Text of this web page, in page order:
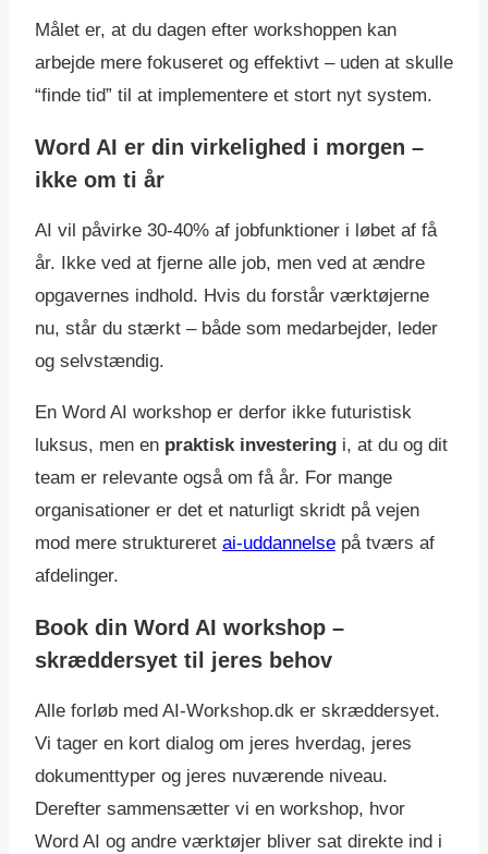
Målet er, at du dagen efter workshoppen kan
arbejde mere fokuseret og effektivt – uden at skulle
“finde tid” til at implementere et stort nyt system.
Word AI er din virkelighed i morgen –
ikke om ti år
AI vil påvirke 30-40% af jobfunktioner i løbet af få
år. Ikke ved at fjerne alle job, men ved at ændre
opgavernes indhold. Hvis du forstår værktøjerne
nu, står du stærkt – både som medarbejder, leder
og selvstændig.
En Word AI workshop er derfor ikke futuristisk
luksus, men en praktisk investering i, at du og dit
team er relevante også om få år. For mange
organisationer er det et naturligt skridt på vejen
mod mere struktureret ai-uddannelse på tværs af
afdelinger.
Book din Word AI workshop –
skræddersyet til jeres behov
Alle forløb med AI-Workshop.dk er skræddersyet.
Vi tager en kort dialog om jeres hverdag, jeres
dokumenttyper og jeres nuværende niveau.
Derefter sammensætter vi en workshop, hvor
Word AI og andre værktøjer bliver sat direkte ind i